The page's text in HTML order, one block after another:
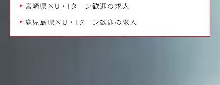
宮崎県×U・Iターン歓迎の求人
鹿児島県×U・Iターン歓迎の求人